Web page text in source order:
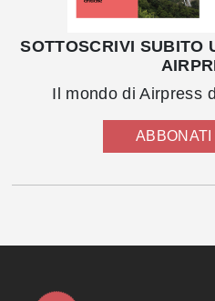
SOTTOSCRIVI SUBITO
Il mondo di Airpress